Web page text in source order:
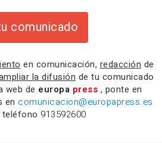
comunicado
en comunicación, redacción de
la difusión de tu comunicado
web de europa press , ponte en
en comunicacion@europapress.es
teléfono 913592600